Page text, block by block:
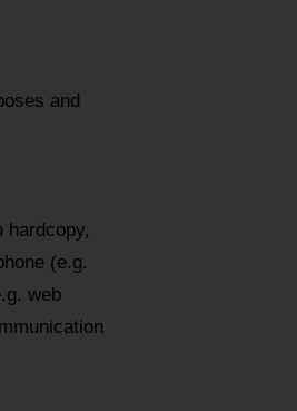
and
hardcopy,
(e.g.
web